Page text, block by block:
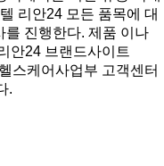
리안24 모든 품목에 대
를 진행한다. 제품 이나
안24 브랜드사이트
스케어사업부 고객센터
.